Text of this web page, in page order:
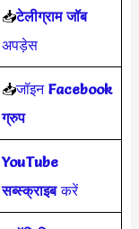
📥टेलीग्राम जॉब
अपड़ेस
📥जॉइन Facebook
ग्रुप
YouTube
सब्स्क्राइबकरें